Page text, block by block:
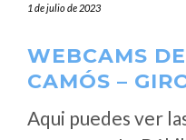
1 de julio de 2023
WEBCAMS
CAMÓS –
Aqui puedes ver